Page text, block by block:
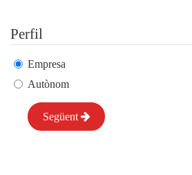
Perfil
Empresa
Autònom
Següent